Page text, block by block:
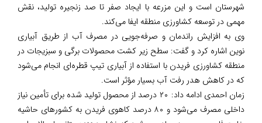
شهرستان است و این مزرعه با ایجاد صفر تا صد زنجیره تولید، نقش
مهمی در توسعه کشاورزی منطقه ایفا می‌کند.
وی به افزایش راندمان و صرفه‌جویی در مصرف آب از طریق آبیاری
نوین اشاره کرد و گفت: سطح زیر کشت محصولات برگی و سبزیجات در
منطقه کشاورزی فریدن با استفاده از آبیاری تیپ قطره‌ای انجام می‌شود
که در کاهش هدر رفت آب بسیار مؤثر است.
زمان احمدی ادامه داد: ۲۰ درصد از محصول تولید شده برای تأمین نیاز
داخلی مصرف می‌شود و ۸۰ درصد کاهوی فریدن به کشورهای حاشیه